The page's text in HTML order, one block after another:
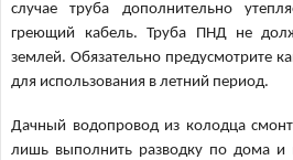
случае труба дополнительно
греющий кабель. Труба ПНД не
землей. Обязательно предусмотрите
для использования в летний период.
Дачный водопровод из колодца
лишь выполнить разводку по дома и